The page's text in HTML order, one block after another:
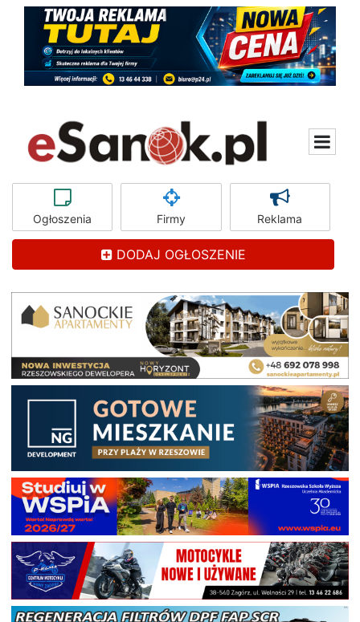
Ogłoszenia Firmy Reklama
DODAJ OGŁOSZENIE